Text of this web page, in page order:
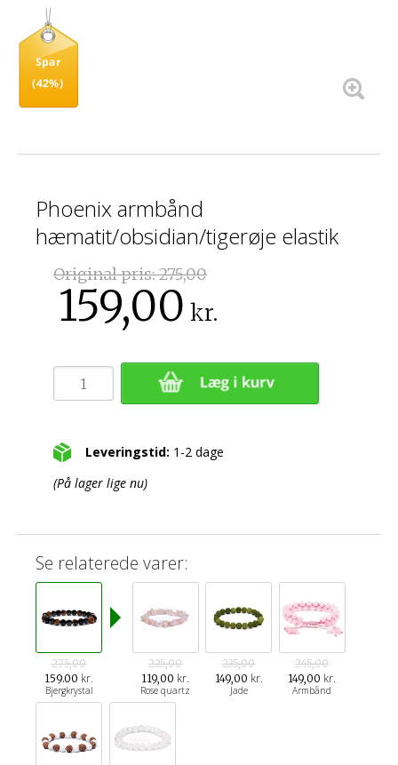
Spar
(42%)
Phoenix armbånd
hæmatit/obsidian/tigerøje elastik
Original pris:275,00
159,00 kr.
Leveringstid: 1-2 dage
(På lager lige nu)
Se relaterede varer:
275,00
159.00 kr.
Bjergkrystal
225,00
119,00 kr.
Rose quartz
235,00
149,00 kr.
Jade
245,00
149,00 kr.
Armbånd